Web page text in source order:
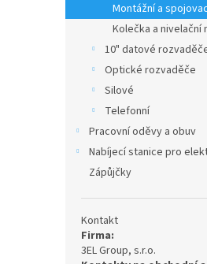
Montážní a
Kolečka a nivelační
10" datové
Optické rozvaděče
Silové
Telefonní
Pracovní oděvy a obuv
Nabíjecí stanice pro
Zápůjčky
Kontakt
Firma:
3EL Group, s.r.o.